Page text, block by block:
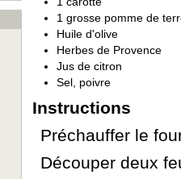
1 grosse pomme de
Huile d'olive
Herbes de Provence
Jus de citron
Sel, poivre
Instructions
Préchauffer le
Découper deux